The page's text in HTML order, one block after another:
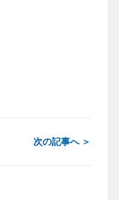
次の記事へ ＞